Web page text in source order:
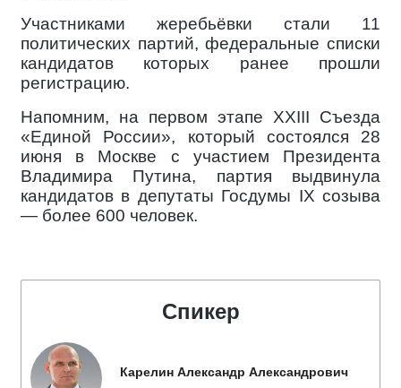
Участниками жеребьёвки стали 11
политических партий, федеральные списки
кандидатов которых ранее прошли
регистрацию.
Напомним, на первом этапе XXIII Съезда
«Единой России», который состоялся 28
июня в Москве с участием Президента
Владимира Путина, партия выдвинула
кандидатов в депутаты Госдумы IX созыва
— более 600 человек.
Спикер
Карелин Александр Александрович